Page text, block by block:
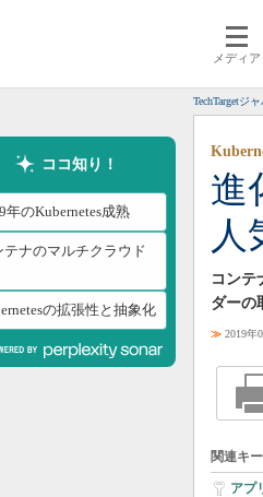
メディア
クラウド
スマー
ネット
システ
TechTargetジ
ココ知り！
年のKubernetes成熟
テナのマルチクラウド
の拡張性と抽象化
進
人
コンテ
ダーの
≫ 2019年
関連キ
アプ